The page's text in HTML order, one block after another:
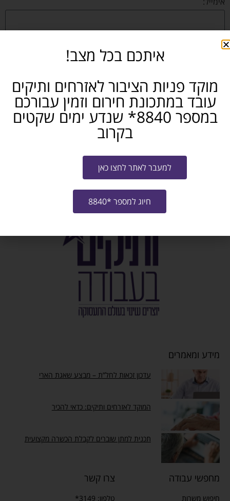
באיזה תחום את/ה מחפש/ת עבודה?
אני מאשר/ת אתתנאי ההצטרפות לתוכניתו-מדיניות האתר
שליחה
לחזרה וצפיה בכל הקורסים לחצו כאן
מידע ומאמרים
עדכון זכאות לחל”ת – מבצע שאגת הארי
המוקד לאזרחים ותיקים: כדאי להכיר
תכנית למתן שוברים לקבלת הכשרה מקצועית
מחפשי עבודה
חיפוש משרות
צרו קשר
טלפון: 3149*
איתכם בכל מצב!
מוקד פניות הציבור לאזרחים ותיקים
עובד במתכונת חירום וזמין עבורכם
במספר 8840* שנדע ימים שקטים
בקרוב
למעבר לאתר לחצו כאן
חיוג למספר *8840